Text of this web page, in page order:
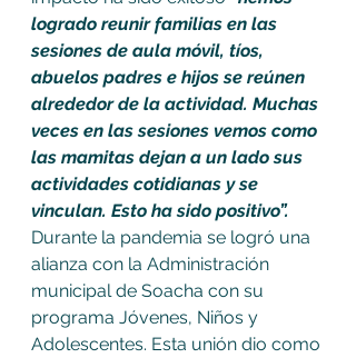
logrado reunir familias en las
sesiones de aula móvil, tíos,
abuelos padres e hijos se reúnen
alrededor de la actividad. Muchas
veces en las sesiones vemos como
las mamitas dejan a un lado sus
actividades cotidianas y se
vinculan. Esto ha sido positivo”.
Durante la pandemia se logró una
alianza con la Administración
municipal de Soacha con su
programa Jóvenes, Niños y
Adolescentes. Esta unión dio como